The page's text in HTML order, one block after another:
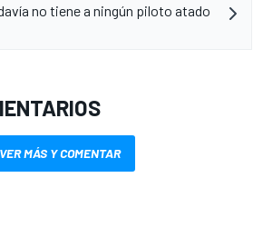
no tiene a ningún piloto atado
VER MÁS Y COMENTAR